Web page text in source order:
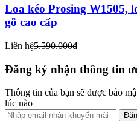
Loa kéo Prosing W1505,
gỗ cao cấp
Liên hệ5.590.000₫
Đăng ký nhận thông tin
Thông tin của bạn sẽ được bảo
lúc nào